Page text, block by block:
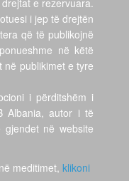
e rezervuara.
i jep të drejtën
që të publikojnë
në këtë
në publikimet e tyre
i përditshëm i
Albania, autor i të
në website
meditimet, klikoni